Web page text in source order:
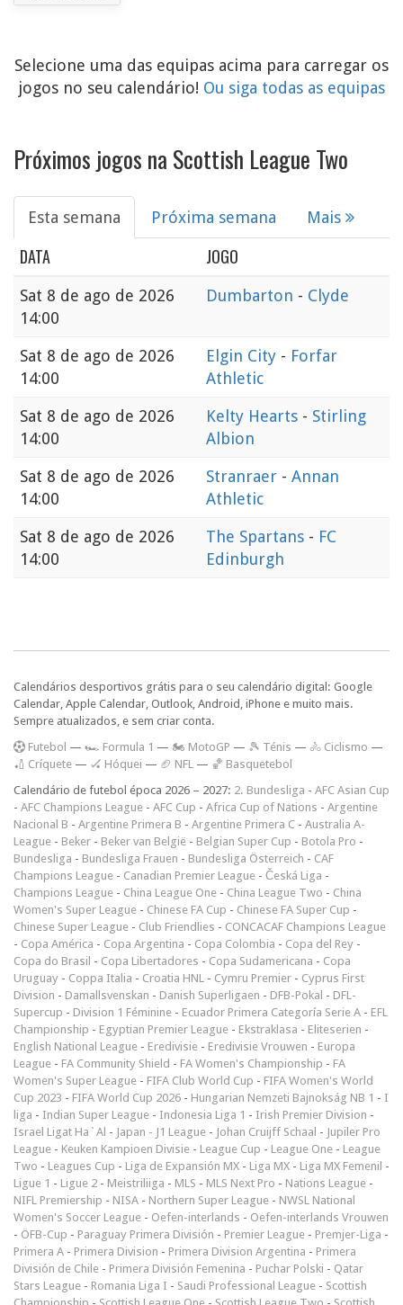
Selecione uma das equipas acima para carregar os
jogos no seu calendário! Ou siga todas as equipas
Próximos jogos na Scottish League Two
Esta semana Próxima semana Mais
DATA JOGO
Sat 8 de ago de 2026
14:00
Dumbarton - Clyde
Sat 8 de ago de 2026
14:00
Elgin City - Forfar
Athletic
Sat 8 de ago de 2026
14:00
Kelty Hearts - Stirling
Albion
Sat 8 de ago de 2026
14:00
Stranraer - Annan
Athletic
Sat 8 de ago de 2026
14:00
The Spartans - FC
Edinburgh
Calendários desportivos grátis para o seu calendário digital: Google
Calendar, Apple Calendar, Outlook, Android, iPhone e muito mais.
Sempre atualizados, e sem criar conta.
Futebol — 🏎️ Formula 1 — 🏍 MotoGP — 🎾 Ténis — 🚴 Ciclismo —
🏏 Críquete — 🏑 Hóquei — 🏈 NFL — 🏀 Basquetebol
Calendário de futebol época 2026 – 2027: 2. Bundesliga - AFC Asian Cup
- AFC Champions League - AFC Cup - Africa Cup of Nations - Argentine
Nacional B - Argentine Primera B - Argentine Primera C - Australia A-
League - Beker - Beker van België - Belgian Super Cup - Botola Pro -
Bundesliga - Bundesliga Frauen - Bundesliga Österreich - CAF
Champions League - Canadian Premier League - Česká Liga -
Champions League - China League One - China League Two - China
Women's Super League - Chinese FA Cup - Chinese FA Super Cup -
Chinese Super League - Club Friendlies - CONCACAF Champions League
- Copa América - Copa Argentina - Copa Colombia - Copa del Rey -
Copa do Brasil - Copa Libertadores - Copa Sudamericana - Copa
Uruguay - Coppa Italia - Croatia HNL - Cymru Premier - Cyprus First
Division - Damallsvenskan - Danish Superligaen - DFB-Pokal - DFL-
Supercup - Division 1 Féminine - Ecuador Primera Categoría Serie A - EFL
Championship - Egyptian Premier League - Ekstraklasa - Eliteserien -
English National League - Eredivisie - Eredivisie Vrouwen - Europa
League - FA Community Shield - FA Women's Championship - FA
Women's Super League - FIFA Club World Cup - FIFA Women's World
Cup 2023 - FIFA World Cup 2026 - Hungarian Nemzeti Bajnokság NB 1 - I
liga - Indian Super League - Indonesia Liga 1 - Irish Premier Division -
Israel Ligat Ha`Al - Japan - J1 League - Johan Cruijff Schaal - Jupiler Pro
League - Keuken Kampioen Divisie - League Cup - League One - League
Two - Leagues Cup - Liga de Expansión MX - Liga MX - Liga MX Femenil -
Ligue 1 - Ligue 2 - Meistriliiga - MLS - MLS Next Pro - Nations League -
NIFL Premiership - NISA - Northern Super League - NWSL National
Women's Soccer League - Oefen-interlands - Oefen-interlands Vrouwen
- ÖFB-Cup - Paraguay Primera División - Premier League - Premjer-Liga -
Primera A - Primera Division - Primera Division Argentina - Primera
División de Chile - Primera División Femenina - Puchar Polski - Qatar
Stars League - Romania Liga I - Saudi Professional League - Scottish